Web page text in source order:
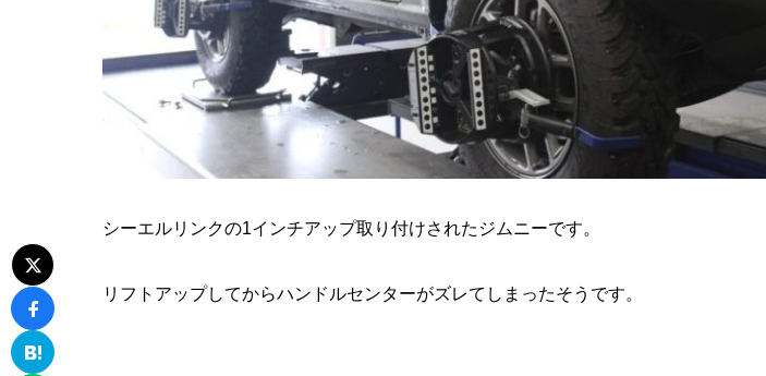
シーエルリンクの1インチアップ取り付けされたジムニーです。
リフトアップしてからハンドルセンターがズレてしまったそうです。